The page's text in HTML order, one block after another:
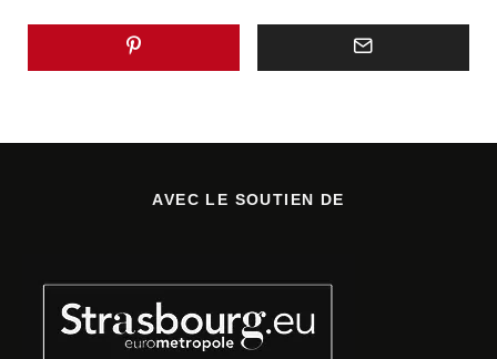
AVEC LE SOUTIEN DE